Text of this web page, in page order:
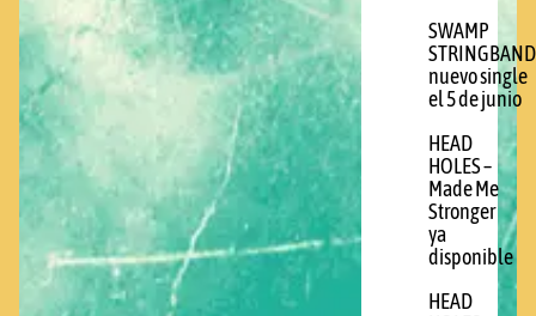
SWAMP
STRINGBAND
nuevo single
el 5 de junio
HEAD
HOLES –
Made Me
Stronger
ya
disponible
HEAD